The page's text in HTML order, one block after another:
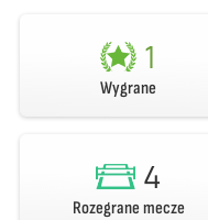
1
Wygrane
4
Rozegrane mecze